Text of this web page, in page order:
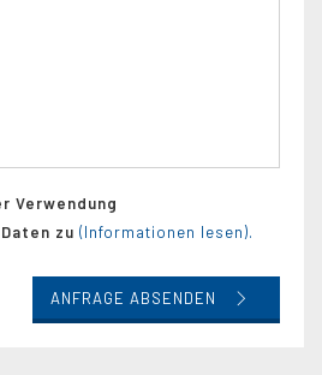
Verwendung
zu (Informationen lesen).
ANFRAGE ABSENDEN